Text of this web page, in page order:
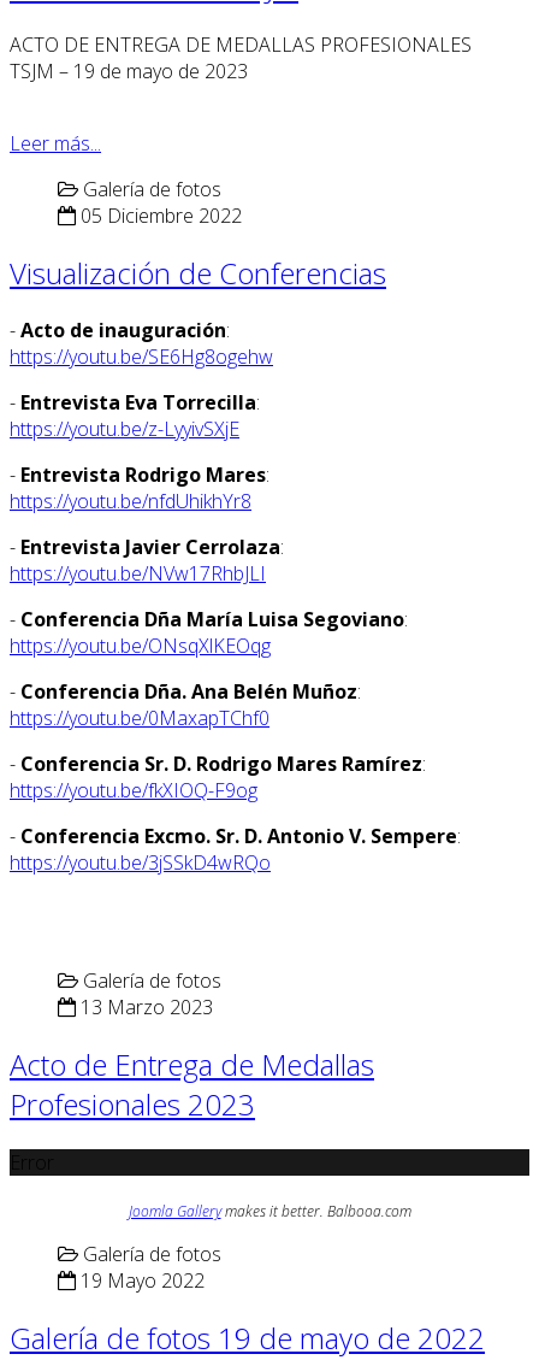
ACTO DE ENTREGA DE MEDALLAS PROFESIONALES
TSJM – 19 de mayo de 2023
Leer más...
Galería de fotos
05 Diciembre 2022
Visualización de Conferencias
-Acto de inauguración:
https://youtu.be/SE6Hg8ogehw
- Entrevista Eva Torrecilla:
https://youtu.be/z-LyyivSXjE
- Entrevista Rodrigo Mares:
https://youtu.be/nfdUhikhYr8
- Entrevista Javier Cerrolaza:
https://youtu.be/NVw17RhbJLI
- Conferencia Dña María Luisa Segoviano:
https://youtu.be/ONsqXlKEOqg
- Conferencia Dña. Ana Belén Muñoz:
https://youtu.be/0MaxapTChf0
- Conferencia Sr. D. Rodrigo Mares Ramírez:
https://youtu.be/fkXIOQ-F9og
- Conferencia Excmo. Sr. D. Antonio V. Sempere:
https://youtu.be/3jSSkD4wRQo
Galería de fotos
13 Marzo 2023
Acto de Entrega de Medallas
Profesionales 2023
Joomla Gallerymakes it better. Balbooa.com
Galería de fotos
19 Mayo 2022
Galería de fotos 19 de mayo de 2022